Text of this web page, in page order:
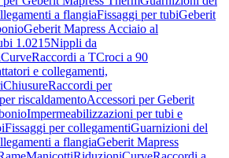
a flangiaFissaggi per tubiGeberit
Geberit Mapress Acciaio al
1.0215Nippli da
CurveRaccordi a TCroci a 90
e collegamenti,
ChiusureRaccordi per
riscaldamentoAccessori per Geberit
Impermeabilizzazioni per tubi e
Fissaggi per collegamentiGuarnizioni del
a flangiaGeberit Mapress